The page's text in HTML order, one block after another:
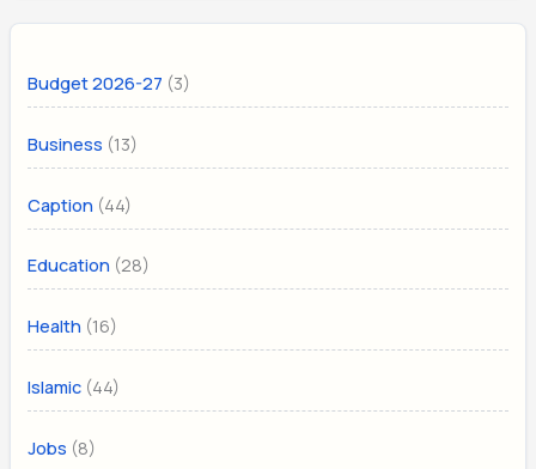
Budget 2026-27 (3)
Business (13)
Caption (44)
Education (28)
Health (16)
Islamic (44)
Jobs (8)